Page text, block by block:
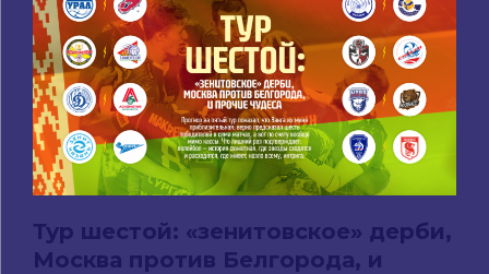
Тур шестой: «зенитовское» дерби,
Москва против Белгорода, и